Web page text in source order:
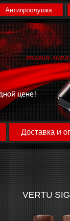
Антипрослушка
Доставка и
VERTU